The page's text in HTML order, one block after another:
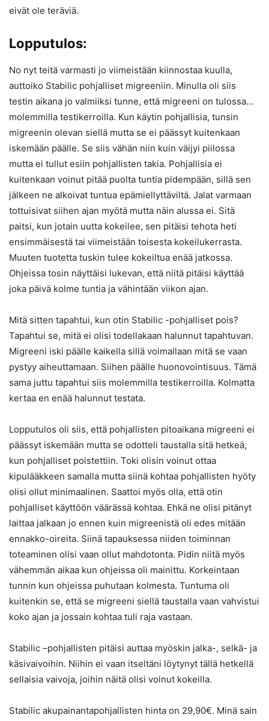
eivät ole teräviä.
Lopputulos:
No nyt teitä varmasti jo viimeistään kiinnostaa kuulla,
auttoiko Stabilic pohjalliset migreeniin. Minulla oli siis
testin aikana jo valmiiksi tunne, että migreeni on tulossa…
molemmilla testikerroilla. Kun käytin pohjallisia, tunsin
migreenin olevan siellä mutta se ei päässyt kuitenkaan
iskemään päälle. Se siis vähän niin kuin väijyi piilossa
mutta ei tullut esiin pohjallisten takia. Pohjallisia ei
kuitenkaan voinut pitää puolta tuntia pidempään, sillä sen
jälkeen ne alkoivat tuntua epämiellyttäviltä. Jalat varmaan
tottuisivat siihen ajan myötä mutta näin alussa ei. Sitä
paitsi, kun jotain uutta kokeilee, sen pitäisi tehota heti
ensimmäisestä tai viimeistään toisesta kokeilukerrasta.
Muuten tuotetta tuskin tulee kokeiltua enää jatkossa.
Ohjeissa tosin näyttäisi lukevan, että niitä pitäisi käyttää
joka päivä kolme tuntia ja vähintään viikon ajan.
Mitä sitten tapahtui, kun otin Stabilic -pohjalliset pois?
Tapahtui se, mitä ei olisi todellakaan halunnut tapahtuvan.
Migreeni iski päälle kaikella sillä voimallaan mitä se vaan
pystyy aiheuttamaan. Siihen päälle huonovointisuus. Tämä
sama juttu tapahtui siis molemmilla testikerroilla. Kolmatta
kertaa en enää halunnut testata.
Lopputulos oli siis, että pohjallisten pitoaikana migreeni ei
päässyt iskemään mutta se odotteli taustalla sitä hetkeä,
kun pohjalliset poistettiin. Toki olisin voinut ottaa
kipulääkkeen samalla mutta siinä kohtaa pohjallisten hyöty
olisi ollut minimaalinen. Saattoi myös olla, että otin
pohjalliset käyttöön väärässä kohtaa. Ehkä ne olisi pitänyt
laittaa jalkaan jo ennen kuin migreenistä oli edes mitään
ennakko-oireita. Siinä tapauksessa niiden toiminnan
toteaminen olisi vaan ollut mahdotonta. Pidin niitä myös
vähemmän aikaa kun ohjeissa oli mainittu. Korkeintaan
tunnin kun ohjeissa puhutaan kolmesta. Tuntuma oli
kuitenkin se, että se migreeni siellä taustalla vaan vahvistui
koko ajan ja jossain kohtaa tuli raja vastaan.
Stabilic –pohjallisten pitäisi auttaa myöskin jalka-, selkä- ja
käsivaivoihin. Niihin ei vaan itseltäni löytynyt tällä hetkellä
sellaisia vaivoja, joihin näitä olisi voinut kokeilla.
Stabilic akupainantapohjallisten hinta on 29,90€. Minä sain